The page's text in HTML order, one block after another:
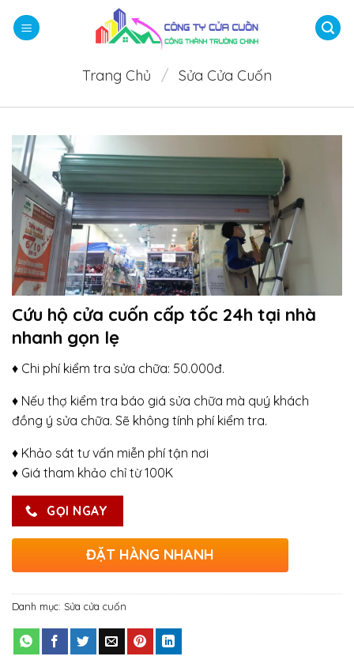
qua
Trang Chủ / Sửa Cửa Cuốn
Cứu hộ cửa cuốn cấp tốc 24h tại nhà
nhanh gọn lẹ
♦ Chi phí kiểm tra sửa chữa: 50.000đ.
♦ Nếu thợ kiểm tra báo giá sửa chữa mà quý khách
đồng ý sửa chữa. Sẽ không tính phí kiểm tra.
♦ Khảo sát tư vấn miễn phí tận nơi
♦ Giá tham khảo chỉ từ 100K
GỌI NGAY
ĐẶT HÀNG NHANH
Danh mục: Sửa cửa cuốn